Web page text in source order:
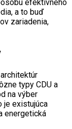
efektívneho
a to buď
zariadenia,
typy CDU a
na výber
je existujúca
energetická